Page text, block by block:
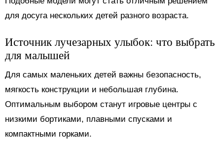
для досуга нескольких детей разного возраста.
Источник лучезарных улыбок: что выбрать
для малышей
Для самых маленьких детей важны безопасность,
мягкость конструкции и небольшая глубина.
Оптимальным выбором станут игровые центры с
низкими бортиками, плавными спусками и
компактными горками.